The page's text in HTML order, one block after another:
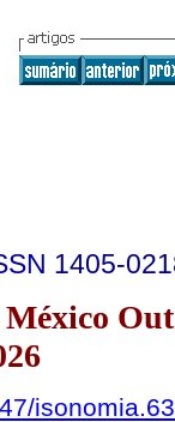
1405-